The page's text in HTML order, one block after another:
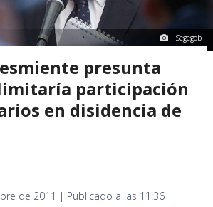
Segegob
presunta
participación
en disidencia de
de 2011 | Publicado a las 11:36